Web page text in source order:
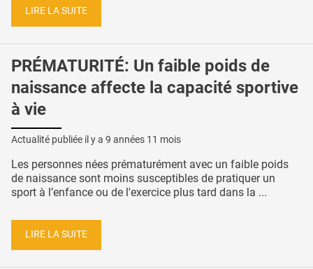
LIRE LA SUITE
PRÉMATURITÉ: Un faible poids de
naissance affecte la capacité sportive
à vie
Actualité publiée il y a 9 années 11 mois
Les personnes nées prématurément avec un faible poids
de naissance sont moins susceptibles de pratiquer un
sport à l’enfance ou de l'exercice plus tard dans la ...
LIRE LA SUITE